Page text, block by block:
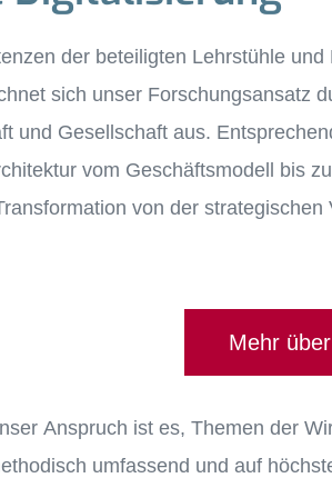
der beteiligten Lehrstühle
sich unser Forschungsansatz
und Gesellschaft aus.
vom Geschäftsmodell bis
von der
Mehr
Anspruch ist es, Themen der
umfassend und auf